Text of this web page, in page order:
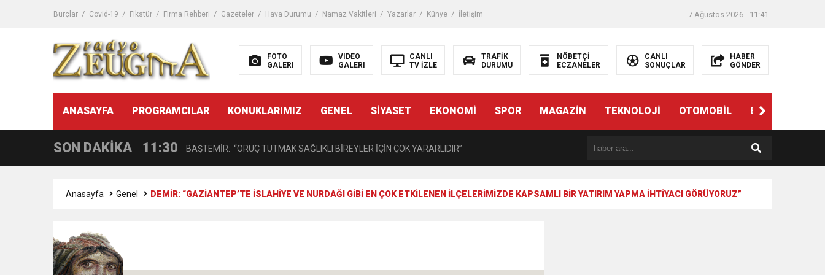
Burçlar Covid-19 Fikstür Firma Rehberi Gazeteler Hava Durumu Namaz Vakitleri Yazarlar Künye İletişim 7 Ağustos 2026 - 11:41
FOTO
GALERI
VIDEO
GALERI
CANLI
TV İZLE
TRAFİK
DURUMU
NÖBETÇİ
ECZANELER
CANLI
SONUÇLAR
HABER
GÖNDER
ANASAYFA PROGRAMCILAR KONUKLARIMIZ GENEL SİYASET EKONOMİ SPOR MAGAZİN TEKNOLOJİ OTOMOBİL EĞİTİM
SON DAKİKA
14:08 Gaziantep FK o yıldızı getiriyor
11:59 GÖĞÜS HASTALIKLARI UZMANINDAN LİSELİLERE BİLGİLENDİRME
11:30 BAŞTEMİR: “ORUÇ TUTMAK SAĞLIKLI BİREYLER İÇİN ÇOK YARARLIDIR”
Anasayfa Genel DEMİR: “GAZİANTEP’TE İSLAHİYE VE NURDAĞI GİBİ EN ÇOK ETKİLENEN İLÇELERİMİZDE KAPSAMLI BİR YATIRIM YAPMA İHTİYACI GÖRÜYORUZ”